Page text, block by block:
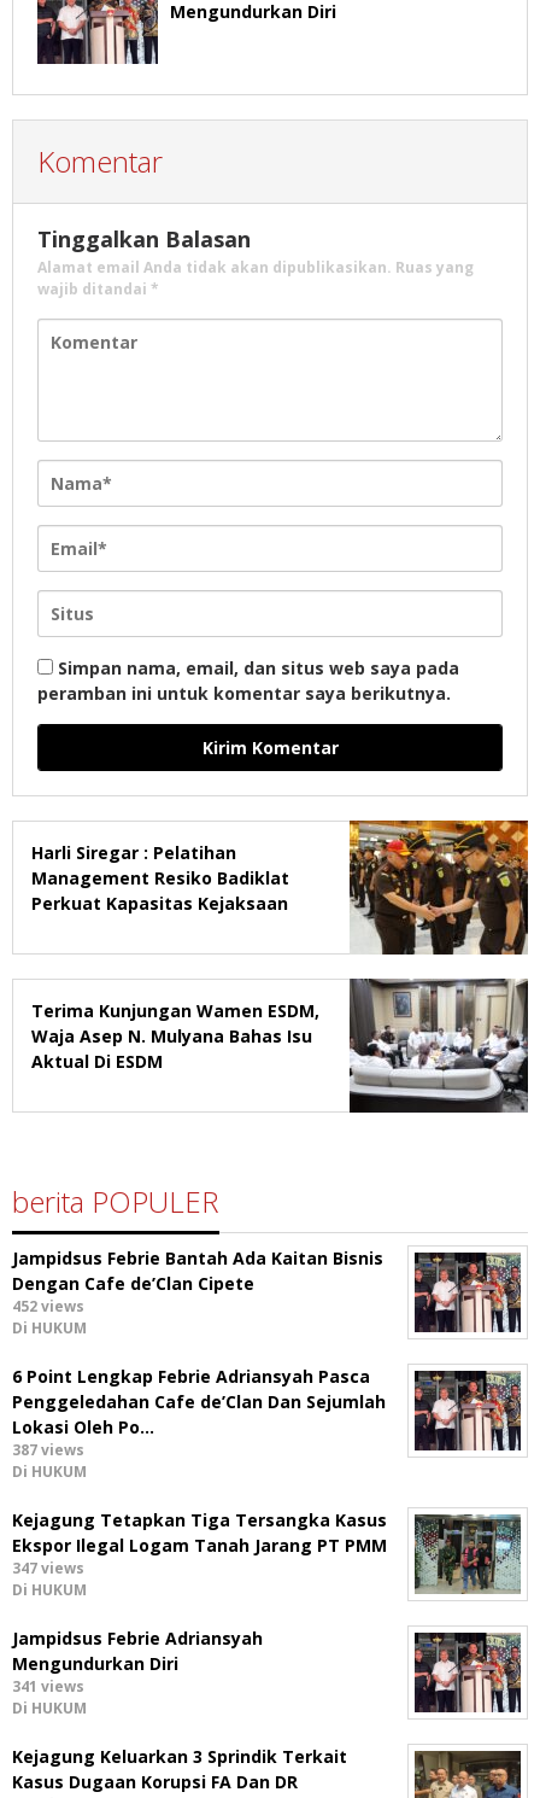
Mengundurkan Diri
Komentar
Tinggalkan Balasan
Alamat email Anda tidak akan dipublikasikan. Ruas yang
wajib ditandai *
Simpan nama, email, dan situs web saya pada
peramban ini untuk komentar saya berikutnya.
Harli Siregar : Pelatihan
Management Resiko Badiklat
Perkuat Kapasitas Kejaksaan
Terima Kunjungan Wamen ESDM,
Waja Asep N. Mulyana Bahas Isu
Aktual Di ESDM
berita POPULER
Jampidsus Febrie Bantah Ada Kaitan Bisnis
Dengan Cafe de’Clan Cipete
452 views
Di HUKUM
6 Point Lengkap Febrie Adriansyah Pasca
Penggeledahan Cafe de’Clan Dan Sejumlah
Lokasi Oleh Po…
387 views
Di HUKUM
Kejagung Tetapkan Tiga Tersangka Kasus
Ekspor Ilegal Logam Tanah Jarang PT PMM
347 views
Di HUKUM
Jampidsus Febrie Adriansyah
Mengundurkan Diri
341 views
Di HUKUM
Kejagung Keluarkan 3 Sprindik Terkait
Kasus Dugaan Korupsi FA Dan DR